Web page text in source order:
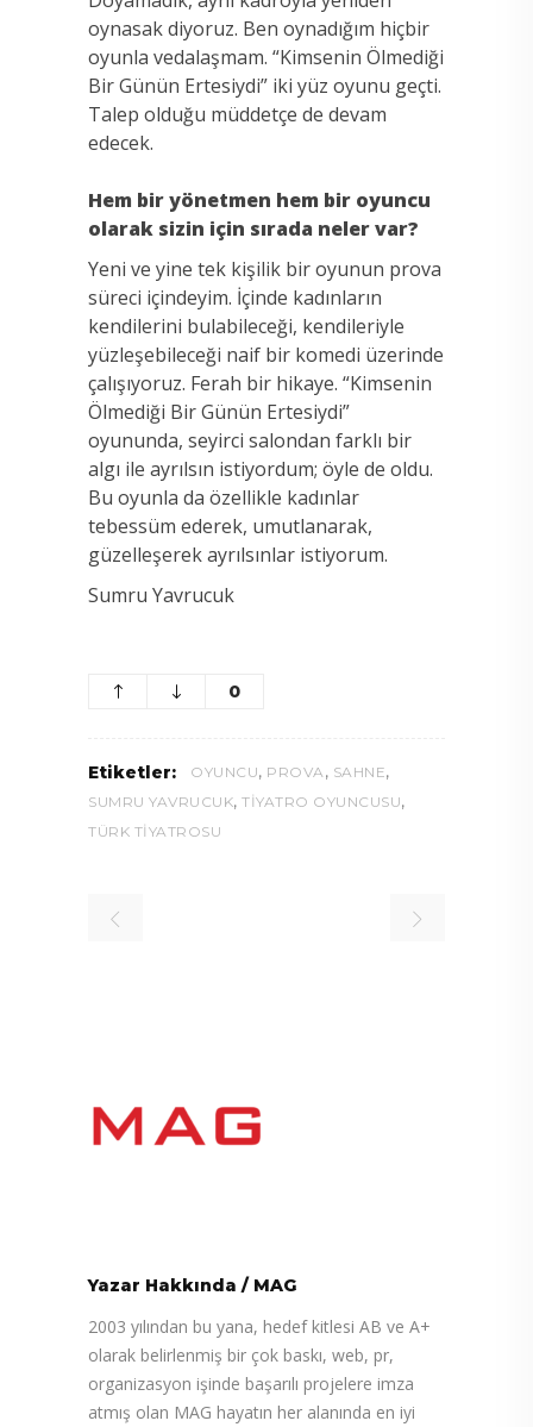
oynasak diyoruz. Ben oynadığım hiçbir
oyunla vedalaşmam. “Kimsenin Ölmediği
Bir Günün Ertesiydi” iki yüz oyunu geçti.
Talep olduğu müddetçe de devam
edecek.
Hem bir yönetmen hem bir oyuncu
olarak sizin için sırada neler var?
Yeni ve yine tek kişilik bir oyunun prova
süreci içindeyim. İçinde kadınların
kendilerini bulabileceği, kendileriyle
yüzleşebileceği naif bir komedi üzerinde
çalışıyoruz. Ferah bir hikaye. “Kimsenin
Ölmediği Bir Günün Ertesiydi”
oyununda, seyirci salondan farklı bir
algı ile ayrılsın istiyordum; öyle de oldu.
Bu oyunla da özellikle kadınlar
tebessüm ederek, umutlanarak,
güzelleşerek ayrılsınlar istiyorum.
Sumru Yavrucuk
0
Etiketler: OYUNCU, PROVA , SAHNE,
SUMRU YAVRUCUK, TIYATRO OYUNCUSU,
TÜRK TIYATROSU
Yazar Hakkında / MAG
2003 yılından bu yana, hedef kitlesi AB ve A+
olarak belirlenmiş bir çok baskı, web, pr,
organizasyon işinde başarılı projelere imza
atmış olan MAG hayatın her alanında en iyi